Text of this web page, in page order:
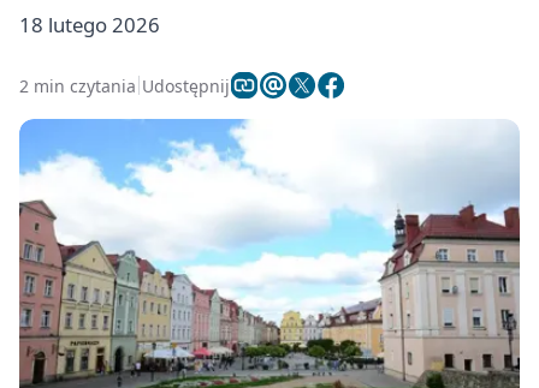
18 lutego 2026
2 min czytania Udostępnij